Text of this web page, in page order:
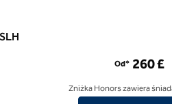
Great Fosters, SLH Hotel
Od* 260 £
Zniżka Honors zawiera